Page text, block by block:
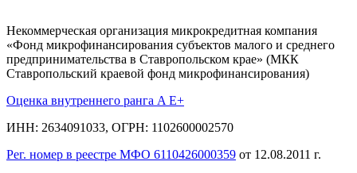
Некоммерческая организация микрокредитная компания
«Фонд микрофинансирования субъектов малого и среднего
предпринимательства в Ставропольском крае» (МКК
Ставропольский краевой фонд микрофинансирования)
Оценка внутреннего ранга A E+
ИНН: 2634091033, ОГРН: 1102600002570
Рег. номер в реестре МФО 6110426000359 от 12.08.2011 г.